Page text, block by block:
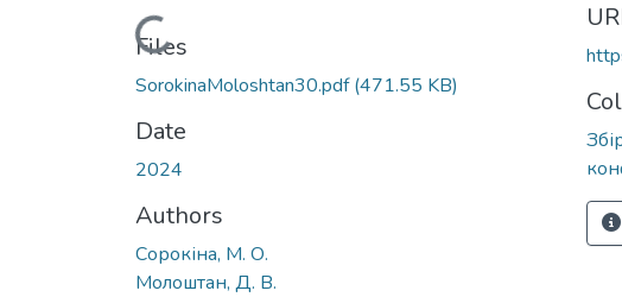
Loading...
Files
SorokinaMoloshtan30.pdf(471.55 KB)
Date
2024
Authors
Сорокіна, М. О.
Молоштан, Д. В.